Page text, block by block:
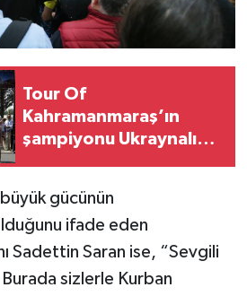
Tour Of
Kahramanmaraş’ın
şampiyonu Ukraynalı
gücünün
ifade eden
Sadettin Saran ise, “Sevgili
sizlerle Kurban